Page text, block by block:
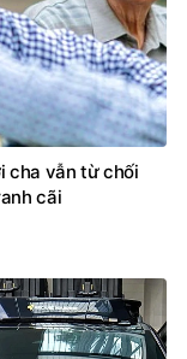
cha vẫn từ chối
cãi